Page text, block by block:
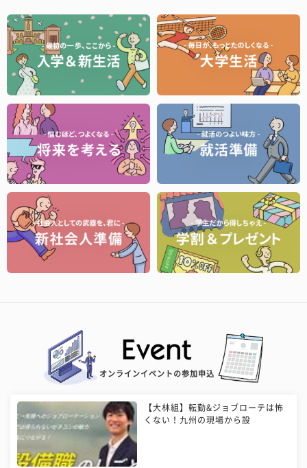
オンラインイベントの参加申込
【大林組】転勤&ジョブローテは怖
くない！九州の現場から設